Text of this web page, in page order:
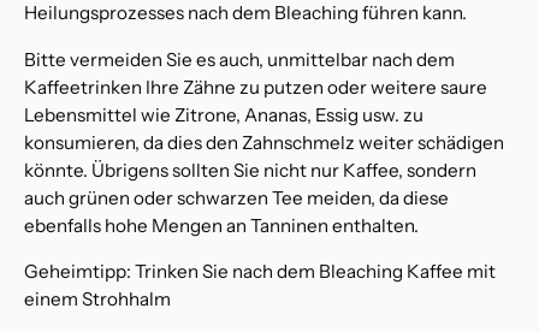
Heilungsprozesses nach dem Bleaching führen kann.
Bitte vermeiden Sie es auch, unmittelbar nach dem
Kaffeetrinken Ihre Zähne zu putzen oder weitere saure
Lebensmittel wie Zitrone, Ananas, Essig usw. zu
konsumieren, da dies den Zahnschmelz weiter schädigen
könnte. Übrigens sollten Sie nicht nur Kaffee, sondern
auch grünen oder schwarzen Tee meiden, da diese
ebenfalls hohe Mengen an Tanninen enthalten.
Geheimtipp: Trinken Sie nach dem Bleaching Kaffee mit
einem Strohhalm